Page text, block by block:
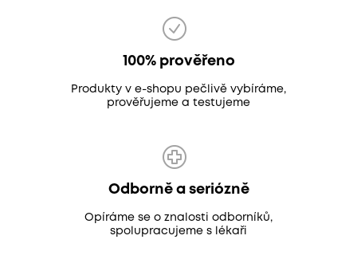
100% prověřeno
Produkty v e-shopu pečlivě vybíráme,
prověřujeme a testujeme
Odborně a seriózně
Opíráme se o znalosti odborníků,
spolupracujeme s lékaři